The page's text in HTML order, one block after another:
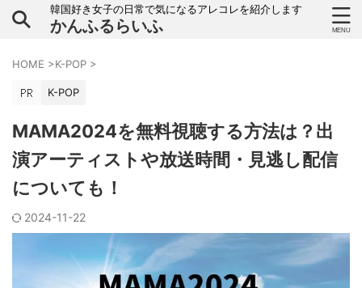
韓国好き女子の日常で気になるアレコレを紹介します
かんふるらいふ
HOME >K-POP >
K-POP
MAMA2024を無料視聴する方法は？出
演アーティストや放送時間・見逃し配信
についても！
2024-11-22